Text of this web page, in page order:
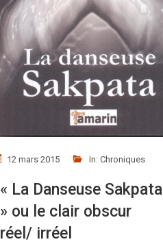
12 mars 2015 In: Chroniques
« La Danseuse Sakpata
» ou le clair obscur
réel/ irréel